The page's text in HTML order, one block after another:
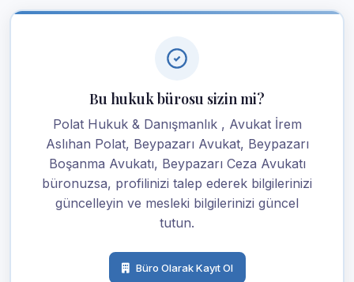
Bu hukuk bürosu sizin mi?
Polat Hukuk & Danışmanlık , Avukat İrem
Aslıhan Polat, Beypazarı Avukat, Beypazarı
Boşanma Avukatı, Beypazarı Ceza Avukatı
büronuzsa, profilinizi talep ederek bilgilerinizi
güncelleyin ve mesleki bilgilerinizi güncel
tutun.
Büro Olarak Kayıt Ol